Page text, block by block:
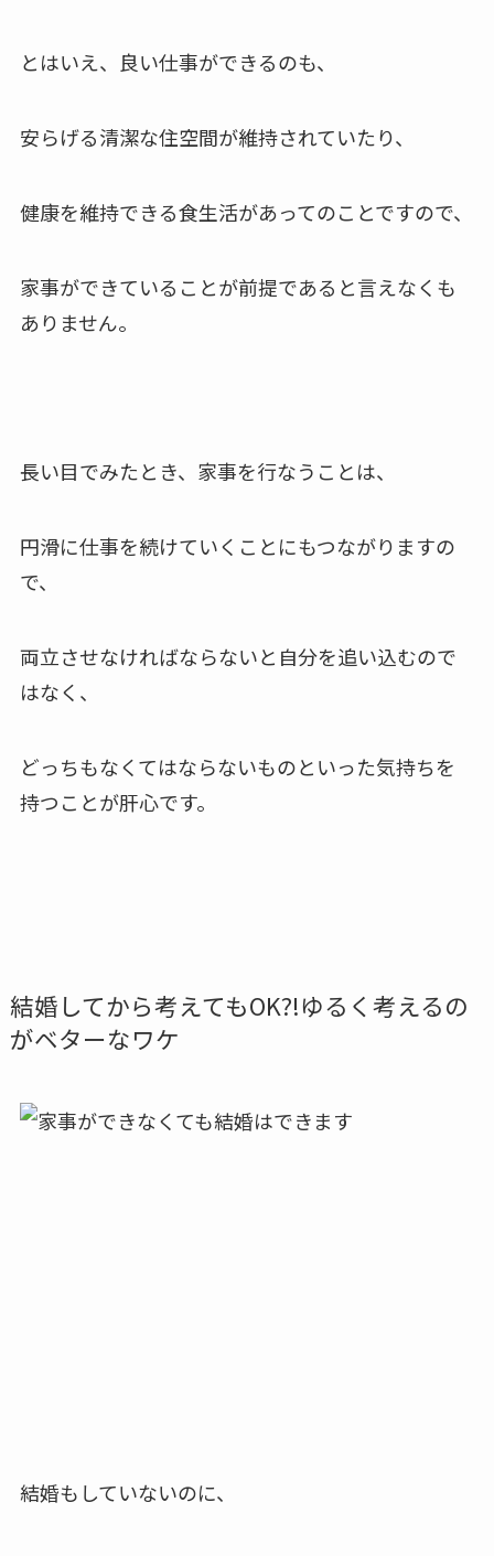
とはいえ、良い仕事ができるのも、
安らげる清潔な住空間が維持されていたり、
健康を維持できる食生活があってのことですので、
家事ができていることが前提であると言えなくも
ありません。
長い目でみたとき、家事を行なうことは、
円滑に仕事を続けていくことにもつながりますの
で、
両立させなければならないと自分を追い込むので
はなく、
どっちもなくてはならないものといった気持ちを
持つことが肝心です。
結婚してから考えてもOK?!ゆるく考えるの
がベターなワケ
結婚もしていないのに、